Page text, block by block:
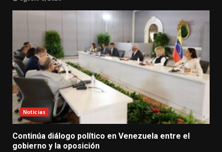
Noticias
Continúa diálogo político en Venezuela entre el
gobierno y la oposición